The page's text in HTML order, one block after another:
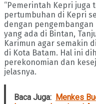
“Pemerintah Kepri juga
pertumbuhan di Kepri
dengan pengembangan
yang ada di Bintan,
Karimun agar semakin
di Kota Batam. Hal ini
perekonomian dan
jelasnya.
Baca Juga: Menkes